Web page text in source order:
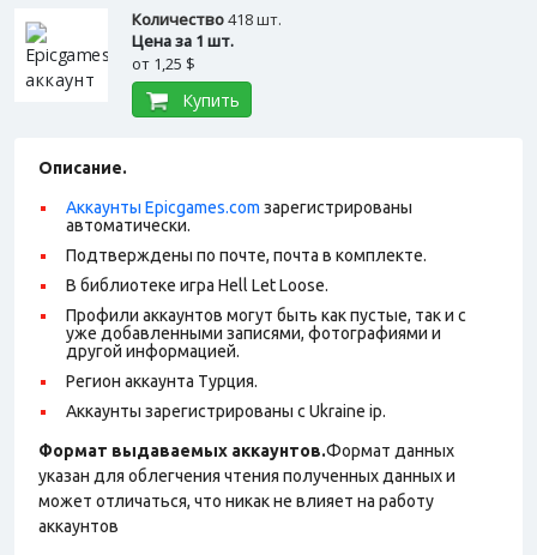
Количество418 шт.
Цена за 1 шт.
от 1,25 $
Купить
Описание.
Аккаунты Epicgames.com зарегистрированы
автоматически.
Подтверждены по почте, почта в комплекте.
В библиотеке игра Hell Let Loose.
Профили аккаунтов могут быть как пустые, так и с
уже добавленными записями, фотографиями и
другой информацией.
Регион аккаунта Турция.
Аккаунты зарегистрированы с Ukraine ip.
Формат выдаваемых аккаунтов.Формат данных
указан для облегчения чтения полученных данных и
может отличаться, что никак не влияет на работу
аккаунтов